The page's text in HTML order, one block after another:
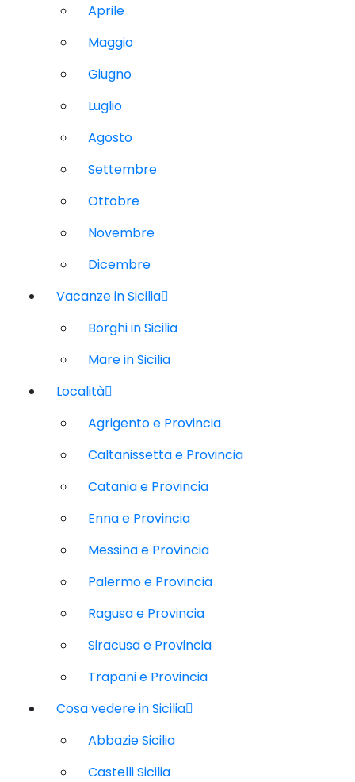
Aprile
Maggio
Giugno
Luglio
Agosto
Settembre
Ottobre
Novembre
Dicembre
Vacanze in Sicilia
Borghi in Sicilia
Mare in Sicilia
Località
Agrigento e Provincia
Caltanissetta e Provincia
Catania e Provincia
Enna e Provincia
Messina e Provincia
Palermo e Provincia
Ragusa e Provincia
Siracusa e Provincia
Trapani e Provincia
Cosa vedere in Sicilia
Abbazie Sicilia
Castelli Sicilia